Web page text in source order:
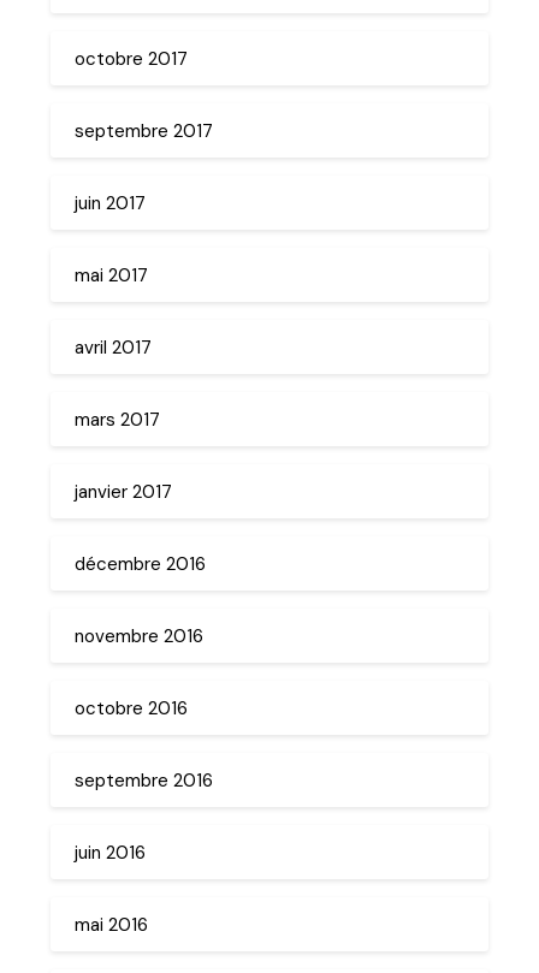
octobre 2017
septembre 2017
juin 2017
mai 2017
avril 2017
mars 2017
janvier 2017
décembre 2016
novembre 2016
octobre 2016
septembre 2016
juin 2016
mai 2016